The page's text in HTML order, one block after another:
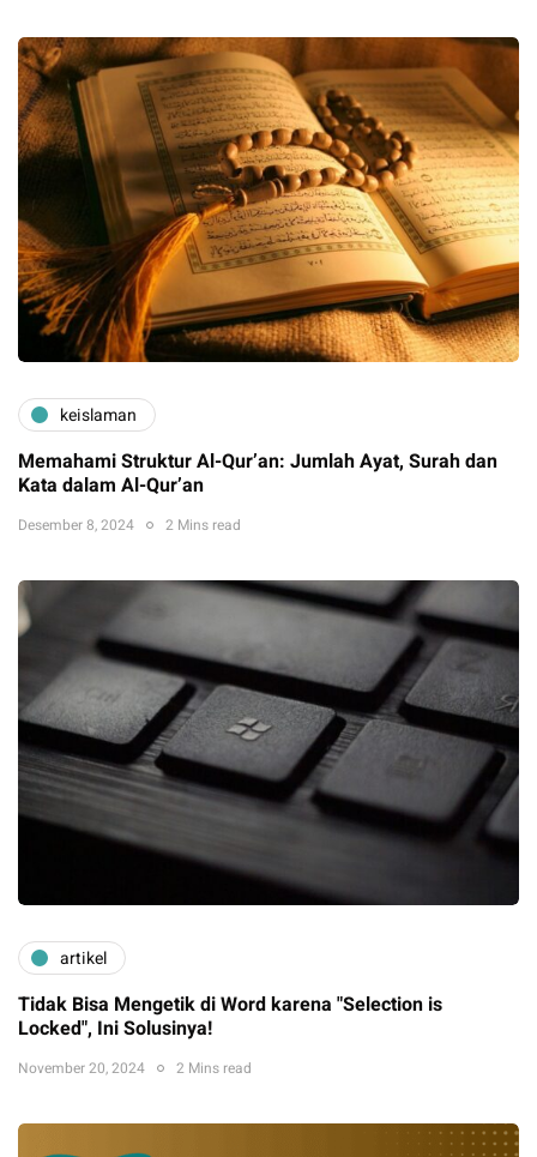
keislaman
Memahami Struktur Al-Qur’an: Jumlah Ayat, Surah dan
Kata dalam Al-Qur’an
Desember 8, 2024 2 Mins read
artikel
Tidak Bisa Mengetik di Word karena "Selection is
Locked", Ini Solusinya!
November 20, 2024 2 Mins read